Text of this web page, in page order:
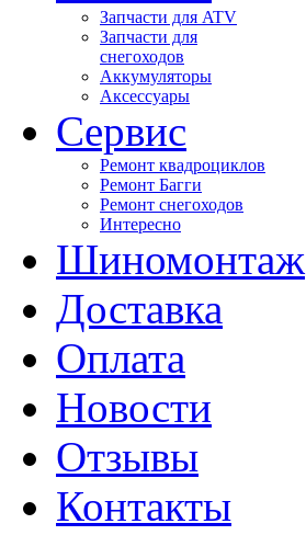
Запчасти для ATV
Запчасти для
снегоходов
Аккумуляторы
Аксессуары
Сервис
Ремонт квадроциклов
Ремонт Багги
Ремонт снегоходов
Интересно
Шиномонтаж
Доставка
Оплата
Новости
Отзывы
Контакты